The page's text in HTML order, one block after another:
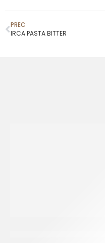
PREC
IRCA PASTA BITTER